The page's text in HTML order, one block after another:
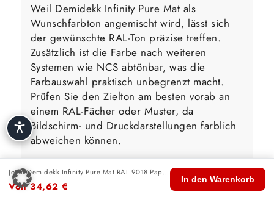
Weil Demidekk Infinity Pure Mat als
Wunschfarbton angemischt wird, lässt sich
der gewünschte RAL-Ton präzise treffen.
Zusätzlich ist die Farbe nach weiteren
Systemen wie NCS abtönbar, was die
Farbauswahl praktisch unbegrenzt macht.
Prüfen Sie den Zielton am besten vorab an
einem RAL-Fächer oder Muster, da
Bildschirm- und Druckdarstellungen farblich
abweichen können.
Wasserbasierte Technologie &
Jotun Demidekk Infinity Pure Mat RAL 9018 Papyrusweiß
Von34,62 €
In den Warenkorb
🏠
Start
🛍️ 🔍 🛒
Warenkorb
👤
Konto